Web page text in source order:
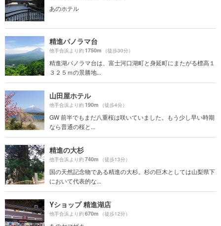
あのホテル
精進パノラマ台
他手合浜より約1750m （徒歩30分）
精進湖パノラマ台は、富士河口湖町と身延町にまたがる標高１
３２５ｍの景勝地...
山田屋ホテル
他手合浜より約190m （徒歩4分）
GW 前半でもまだ八重桜は咲いていました。もう少し早い時期
なら普通の桜と...
精進の大杉
他手合浜より約740m （徒歩13分）
国の天然記念物である精進の大杉。杉の巨木としては山梨県下
において代表的な...
Yショップ 精進湖店
他手合浜より約670m （徒歩12分）